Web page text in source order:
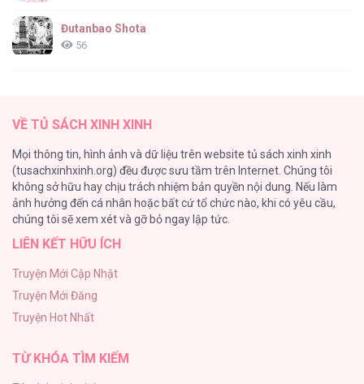
Đutanbao Shota
56
54
Một Đêm Nọ Đột Nhiên Yandere Tới!
51
Cách Khiến Phu Quân Đứng Về Phía Tôi
ONESHOT CHỊCH VỒN CHỊCH VÃ
47
VỀ TỦ SÁCH XINH XINH
Mọi thông tin, hình ảnh và dữ liệu trên website tủ sách xinh xinh
(tusachxinhxinh.org) đều được sưu tầm trên Internet. Chúng tôi
không sở hữu hay chịu trách nhiệm bản quyền nội dung. Nếu làm
ảnh hưởng đến cá nhân hoặc bất cứ tổ chức nào, khi có yêu cầu,
chúng tôi sẽ xem xét và gỡ bỏ ngay lập tức.
LIÊN KẾT HỮU ÍCH
Truyện Mới Cập Nhật
Truyện Mới Đăng
Truyện Hot Nhất
TỪ KHÓA TÌM KIẾM